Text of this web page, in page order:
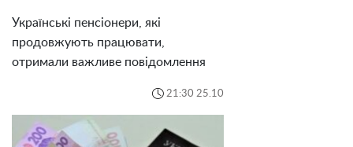
Українські пенсіонери, які
продовжують працювати,
отримали важливе повідомлення
21:30 25.10